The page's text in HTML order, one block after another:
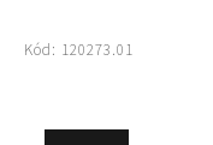
Kód: 120273.01